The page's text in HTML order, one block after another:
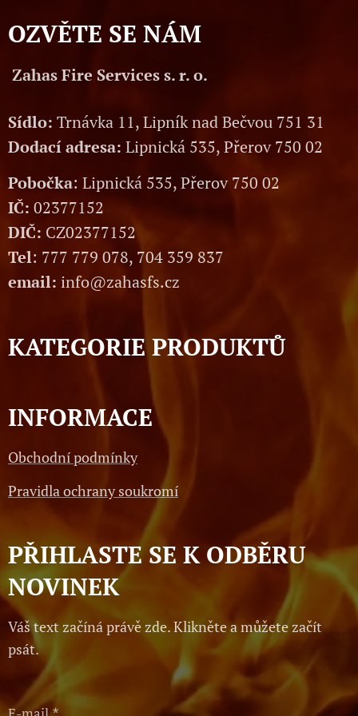
OZVĚTE SE NÁM
Zahas Fire Services s. r. o.
Sídlo: Trnávka 11, Lipník nad Bečvou 751 31
Dodací adresa: Lipnická 535, Přerov 750 02
Pobočka: Lipnická 535, Přerov 750 02
IČ: 02377152
DIČ: CZ02377152
Tel: 777 779 078, 704 359 837
email: info@zahasfs.cz
KATEGORIE PRODUKTŮ
INFORMACE
Obchodní podmínky
Pravidla ochrany soukromí
PŘIHLASTE SE K ODBĚRU
NOVINEK
Váš text začíná právě zde. Klikněte a můžete začít
psát.